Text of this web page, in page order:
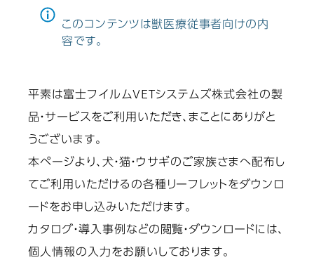
このコンテンツは獣医療従事者向けの内
容です。
平素は富士フイルムVETシステムズ株式会社の製
品・サービスをご利用いただき、まことにありがと
うございます。
本ページより、犬・猫・ウサギのご家族さまへ配布し
てご利用いただけるの各種リーフレットをダウンロ
ードをお申し込みいただけます。
カタログ・導入事例などの閲覧・ダウンロードには、
個人情報の入力をお願いしております。